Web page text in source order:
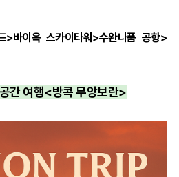
>바이옥 스카이타워>수완나품 공항>
간 여행<방콕 무앙보란>